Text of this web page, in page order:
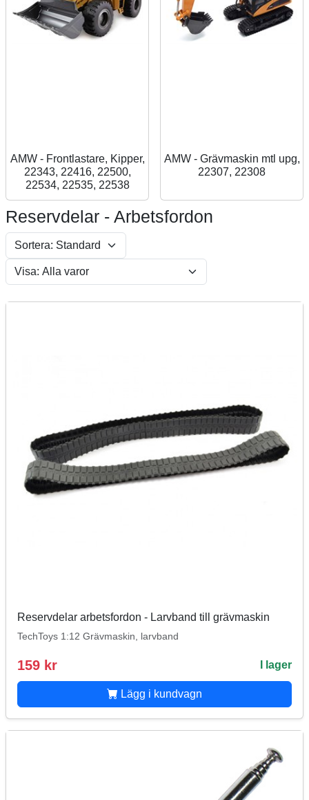
AMW - Frontlastare, Kipper,
22343, 22416, 22500,
22534, 22535, 22538
AMW - Grävmaskin mtl upg,
22307, 22308
Reservdelar - Arbetsfordon
Reservdelar arbetsfordon - Larvband till grävmaskin
TechToys 1:12 Grävmaskin, larvband
159 kr I lager
Lägg i kundvagn